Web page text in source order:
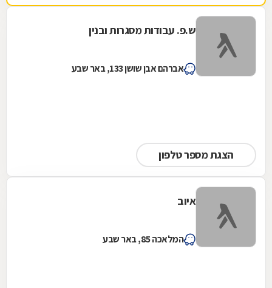
ש.פ. עבודות מסגרות ובנין
אברהם אבן שושן 133, באר שבע
הצגת מספר טלפון
איוב
המלאכה 85, באר שבע